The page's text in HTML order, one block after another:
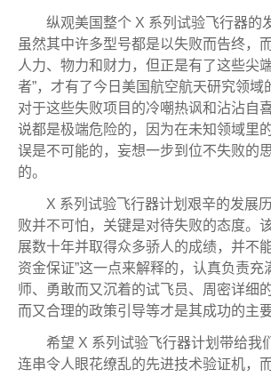
纵观美国整个 X 系列试验飞行器的
虽然其中许多型号都是以失败而告终，
人力、物力和财力，但正是有了这些尖
者”，才有了今日美国航空航天研究领域
对于这些失败项目的冷嘲热讽和沾沾自
说都是极端危险的，因为在未知领域里
误是不可能的，妄想一步到位不失败的
的。
X 系列试验飞行器计划艰辛的发展
败并不可怕，关键是对待失败的态度。
展数十年并取得众多骄人的成绩，并不
资金保证”这一点来解释的，认真负责充
师、勇敢而又沉着的试飞员、周密详细
而又合理的政策引导等才是其成功的主要
希望 X 系列试验飞行器计划带给我
连串令人眼花缭乱的先进技术验证机，